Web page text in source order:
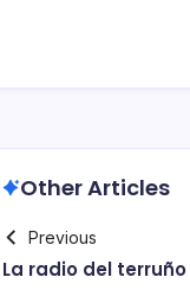
Other Articles
Previous
La radio del terruño